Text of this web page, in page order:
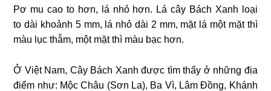
Pơ mu cao to hơn, lá nhỏ hơn. Lá cây Bách Xanh loại
to dài khoảnh 5 mm, lá nhỏ dài 2 mm, mặt lá một mặt thì
màu lục thẫm, một mặt thì màu bạc hơn.
Ở Việt Nam, Cây Bách Xanh được tìm thấy ở những địa
điểm như: Mộc Châu (Sơn La), Ba Vì, Lâm Đồng, Khánh